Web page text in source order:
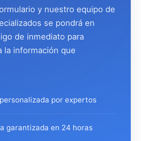
y nuestro equipo de
se pondrá en
de inmediato para
la información que
por expertos
garantizada en 24 horas